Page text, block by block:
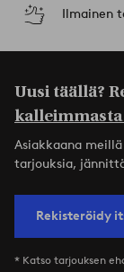
Ilmainen
Uusi täällä?
Asiakkaana
tarjouksia,
Rekisteröidy
* Katso tarjouksen